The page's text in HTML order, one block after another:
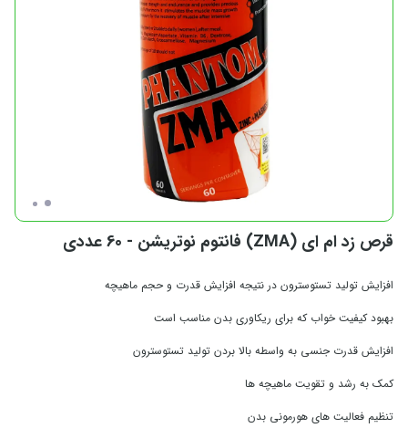
قرص زد ام ای (ZMA) فانتوم نوتریشن - 60 عددی
افزایش تولید تستوسترون در نتیجه افزایش قدرت و حجم ماهیچه
بهبود کیفیت خواب که برای ریکاوری بدن مناسب است
افزایش قدرت جنسی به واسطه بالا بردن تولید تستوسترون
کمک به رشد و تقویت ماهیچه‌ ها
تنظیم فعالیت‌ های هورمونی بدن